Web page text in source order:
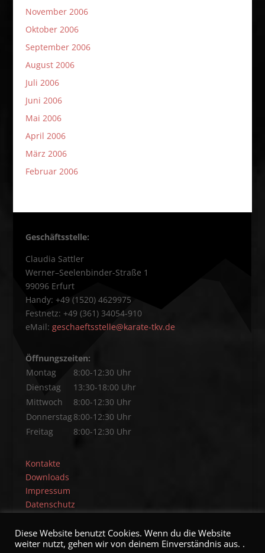
November 2006
Oktober 2006
September 2006
August 2006
Juli 2006
Juni 2006
Mai 2006
April 2006
März 2006
Februar 2006
Geschäftsstelle:
Claudia Sattler
Werner–Seelenbinder-Straße 1
99096 Erfurt
Handy: +49 (1520) 4629975
Festnetz: +49 (361) 34054-910
eMail: geschaeftsstelle@karate-tkv.de
Öffnungszeiten:
Montag
8:00-12:30 Uhr
Dienstag
13:30-18:00 Uhr
Mittwoch
8:00-12:30 Uhr
Donnerstag 8:00-12:30 Uhr
Freitag
8:00-12:30 Uhr
Kontakte
Downloads
Impressum
Datenschutz
Diese Website benutzt Cookies. Wenn du die Website
weiter nutzt, gehen wir von deinem Einverständnis aus. .